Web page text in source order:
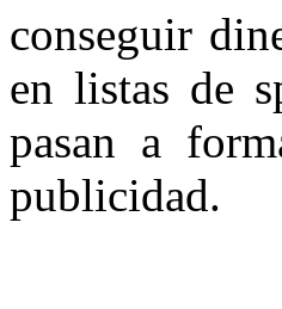
conseguir
en listas de
pasan a
publicidad.